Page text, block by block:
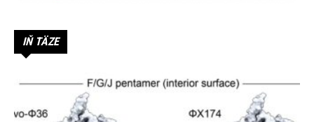
IŇ TÄZE